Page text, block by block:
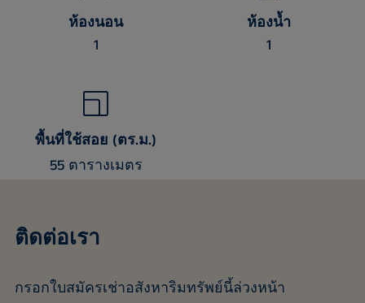
ห้องนอน
1
ห้องน้ำ
1
พื้นที่ใช้สอย (ตร.ม.)
55 ตารางเมตร
ติดต่อเรา
กรอกใบสมัครเช่าอสังหาริมทรัพย์นี้ล่วงหน้า